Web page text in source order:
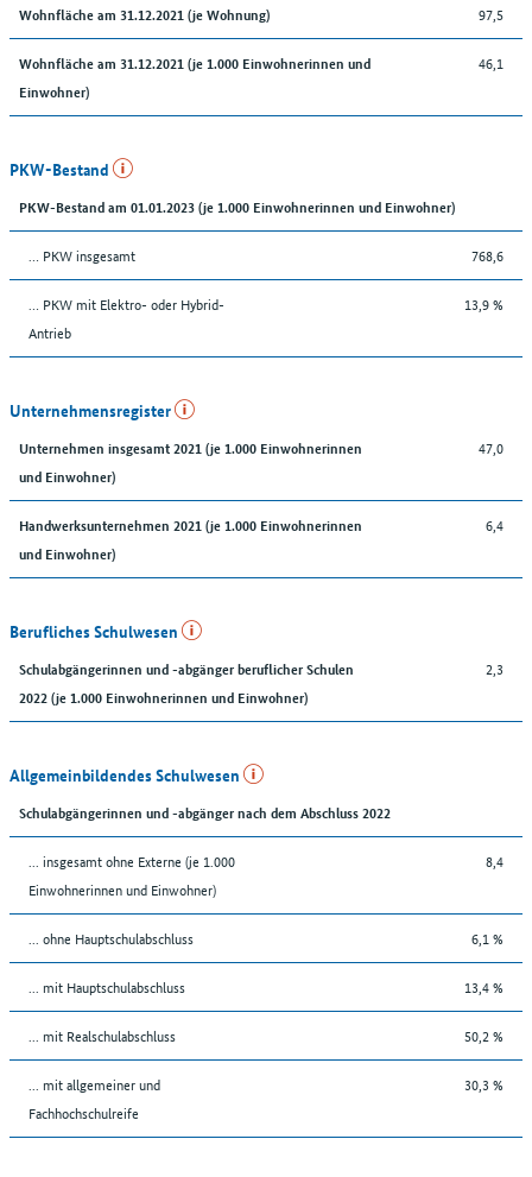
Wohnfläche am 31.12.2021 (je Wohnung) 97,5
Wohnfläche am 31.12.2021 (je 1.000 Einwohnerinnen und
Einwohner)
46,1
PKW-Bestand
PKW-Bestand am 01.01.2023 (je 1.000 Einwohnerinnen und Einwohner)
… PKW insgesamt 768,6
… PKW mit Elektro- oder Hybrid-
Antrieb
13,9 %
Unternehmensregister
Unternehmen insgesamt 2021 (je 1.000 Einwohnerinnen
und Einwohner)
47,0
Handwerksunternehmen 2021 (je 1.000 Einwohnerinnen
und Einwohner)
6,4
Berufliches Schulwesen
Schulabgängerinnen und -abgänger beruflicher Schulen
2022 (je 1.000 Einwohnerinnen und Einwohner)
2,3
Allgemeinbildendes Schulwesen
Schulabgängerinnen und -abgänger nach dem Abschluss 2022
... insgesamt ohne Externe (je 1.000
Einwohnerinnen und Einwohner)
8,4
... ohne Hauptschulabschluss 6,1 %
... mit Hauptschulabschluss 13,4 %
... mit Realschulabschluss 50,2 %
... mit allgemeiner und
Fachhochschulreife
30,3 %